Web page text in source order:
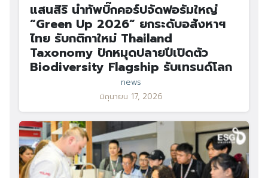
แสนสิริ นำทัพบิ๊กคอร์ปจัดฟอรัมใหญ่
“Green Up 2026” ยกระดับอสังหาฯ
ไทย รับกติกาใหม่ Thailand
Taxonomy ปักหมุดปลายปีเปิดตัว
Biodiversity Flagship รับเทรนด์โลก
news
มิถุนายน 17, 2026